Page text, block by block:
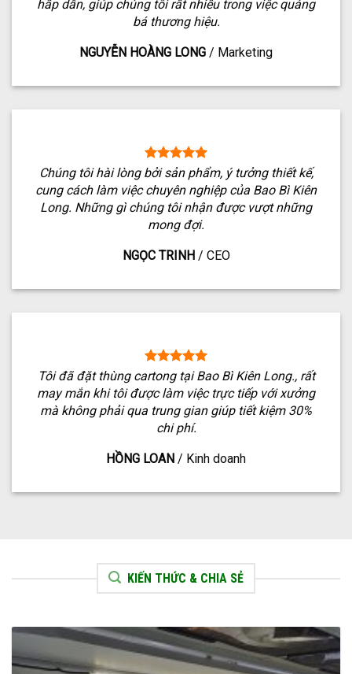
hấp dẫn, giúp chúng tôi rất nhiều trong việc quảng
bá thương hiệu.
NGUYỄN HOÀNG LONG / Marketing
Chúng tôi hài lòng bởi sản phẩm, ý tưởng thiết kế,
cung cách làm việc chuyên nghiệp của Bao Bì Kiên
Long. Những gì chúng tôi nhận được vượt những
mong đợi.
NGỌC TRINH / CEO
Tôi đã đặt thùng cartong tại Bao Bì Kiên Long., rất
may mắn khi tôi được làm việc trực tiếp với xưởng
mà không phải qua trung gian giúp tiết kiệm 30%
chi phí.
HỒNG LOAN / Kinh doanh
KIẾN THỨC & CHIA SẺ